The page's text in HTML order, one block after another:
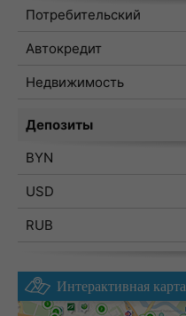
Потребительский
Автокредит
Недвижимость
Депозиты
BYN
USD
RUB
Интерактивная карта